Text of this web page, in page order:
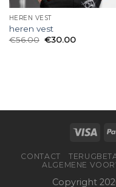
HEREN VEST
heren vest
€56.00 €30.00
CONTACT
ALGEMENE
Copyright